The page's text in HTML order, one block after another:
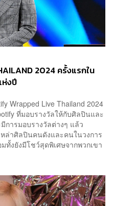
2024 ครั้งแรกใน
ห่งปี
Wrapped Live Thailand 2024
ที่มอบรางวัลให้กับศิลปินและ
การมอบรางวัลต่างๆ แล้ว
ล่าศิลปินคนดังและคนในวงการ
ทั้งยังมีโชว์สุดพิเศษจากพวกเขา